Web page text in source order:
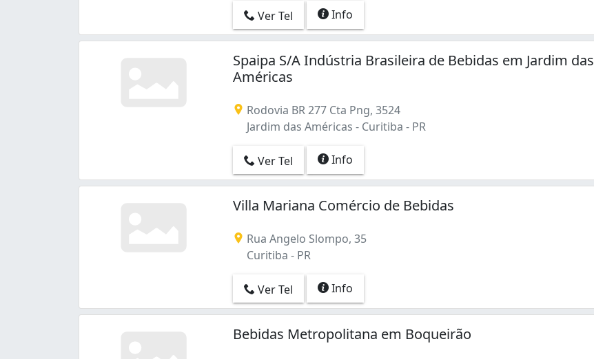
Ver Tel Info
Spaipa S/A Indústria Brasileira de Bebidas em Jardim das
Américas
Rodovia BR 277 Cta Png, 3524
Jardim das Américas - Curitiba - PR
Ver Tel Info
Villa Mariana Comércio de Bebidas
Rua Angelo Slompo, 35
Curitiba - PR
Ver Tel Info
Bebidas Metropolitana em Boqueirão